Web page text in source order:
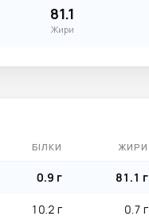
81.1
Жири
БІЛКИ ЖИРИ
0.9 г 81.1 г
10.2 г 0.7 г